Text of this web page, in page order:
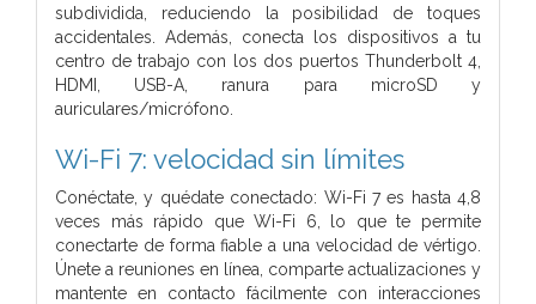
subdividida, reduciendo la posibilidad de toques
accidentales. Además, conecta los dispositivos a tu
centro de trabajo con los dos puertos Thunderbolt 4,
HDMI, USB-A, ranura para microSD y
auriculares/micrófono.
Wi-Fi 7: velocidad sin límites
Conéctate, y quédate conectado: Wi-Fi 7 es hasta 4,8
veces más rápido que Wi-Fi 6, lo que te permite
conectarte de forma fiable a una velocidad de vértigo.
Únete a reuniones en línea, comparte actualizaciones y
mantente en contacto fácilmente con interacciones